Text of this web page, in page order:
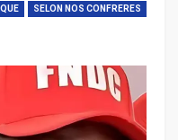
SELON NOS CONFRERES